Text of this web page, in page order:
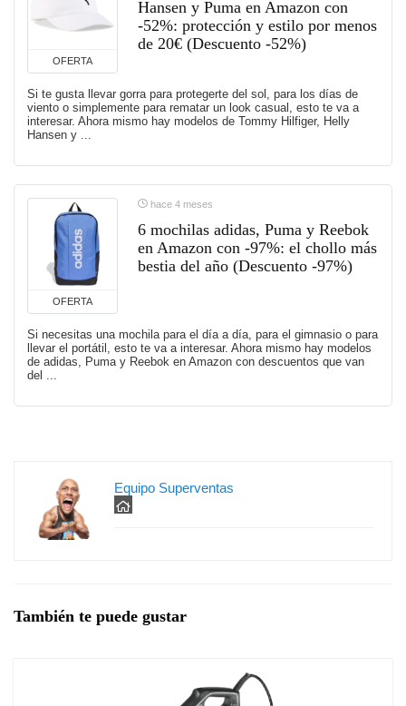
OFERTA
Hansen y Puma en Amazon con
-52%: protección y estilo por menos
de 20€ (Descuento -52%)
Si te gusta llevar gorra para protegerte del sol, para los días de
viento o simplemente para rematar un look casual, esto te va a
interesar. Ahora mismo hay modelos de Tommy Hilfiger, Helly
Hansen y ...
OFERTA
hace 4 meses
6 mochilas adidas, Puma y Reebok
en Amazon con -97%: el chollo más
bestia del año (Descuento -97%)
Si necesitas una mochila para el día a día, para el gimnasio o para
llevar el portátil, esto te va a interesar. Ahora mismo hay modelos
de adidas, Puma y Reebok en Amazon con descuentos que van
del ...
Equipo Superventas
También te puede gustar